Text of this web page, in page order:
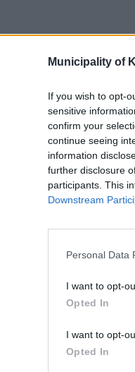
Municipality of
If you wish to opt-
sensitive
confirm your
continue seeing
information
further disclosure
participants. This
Downstream
Personal Data
I want to opt-
Opted In
I want to opt-
Opted In